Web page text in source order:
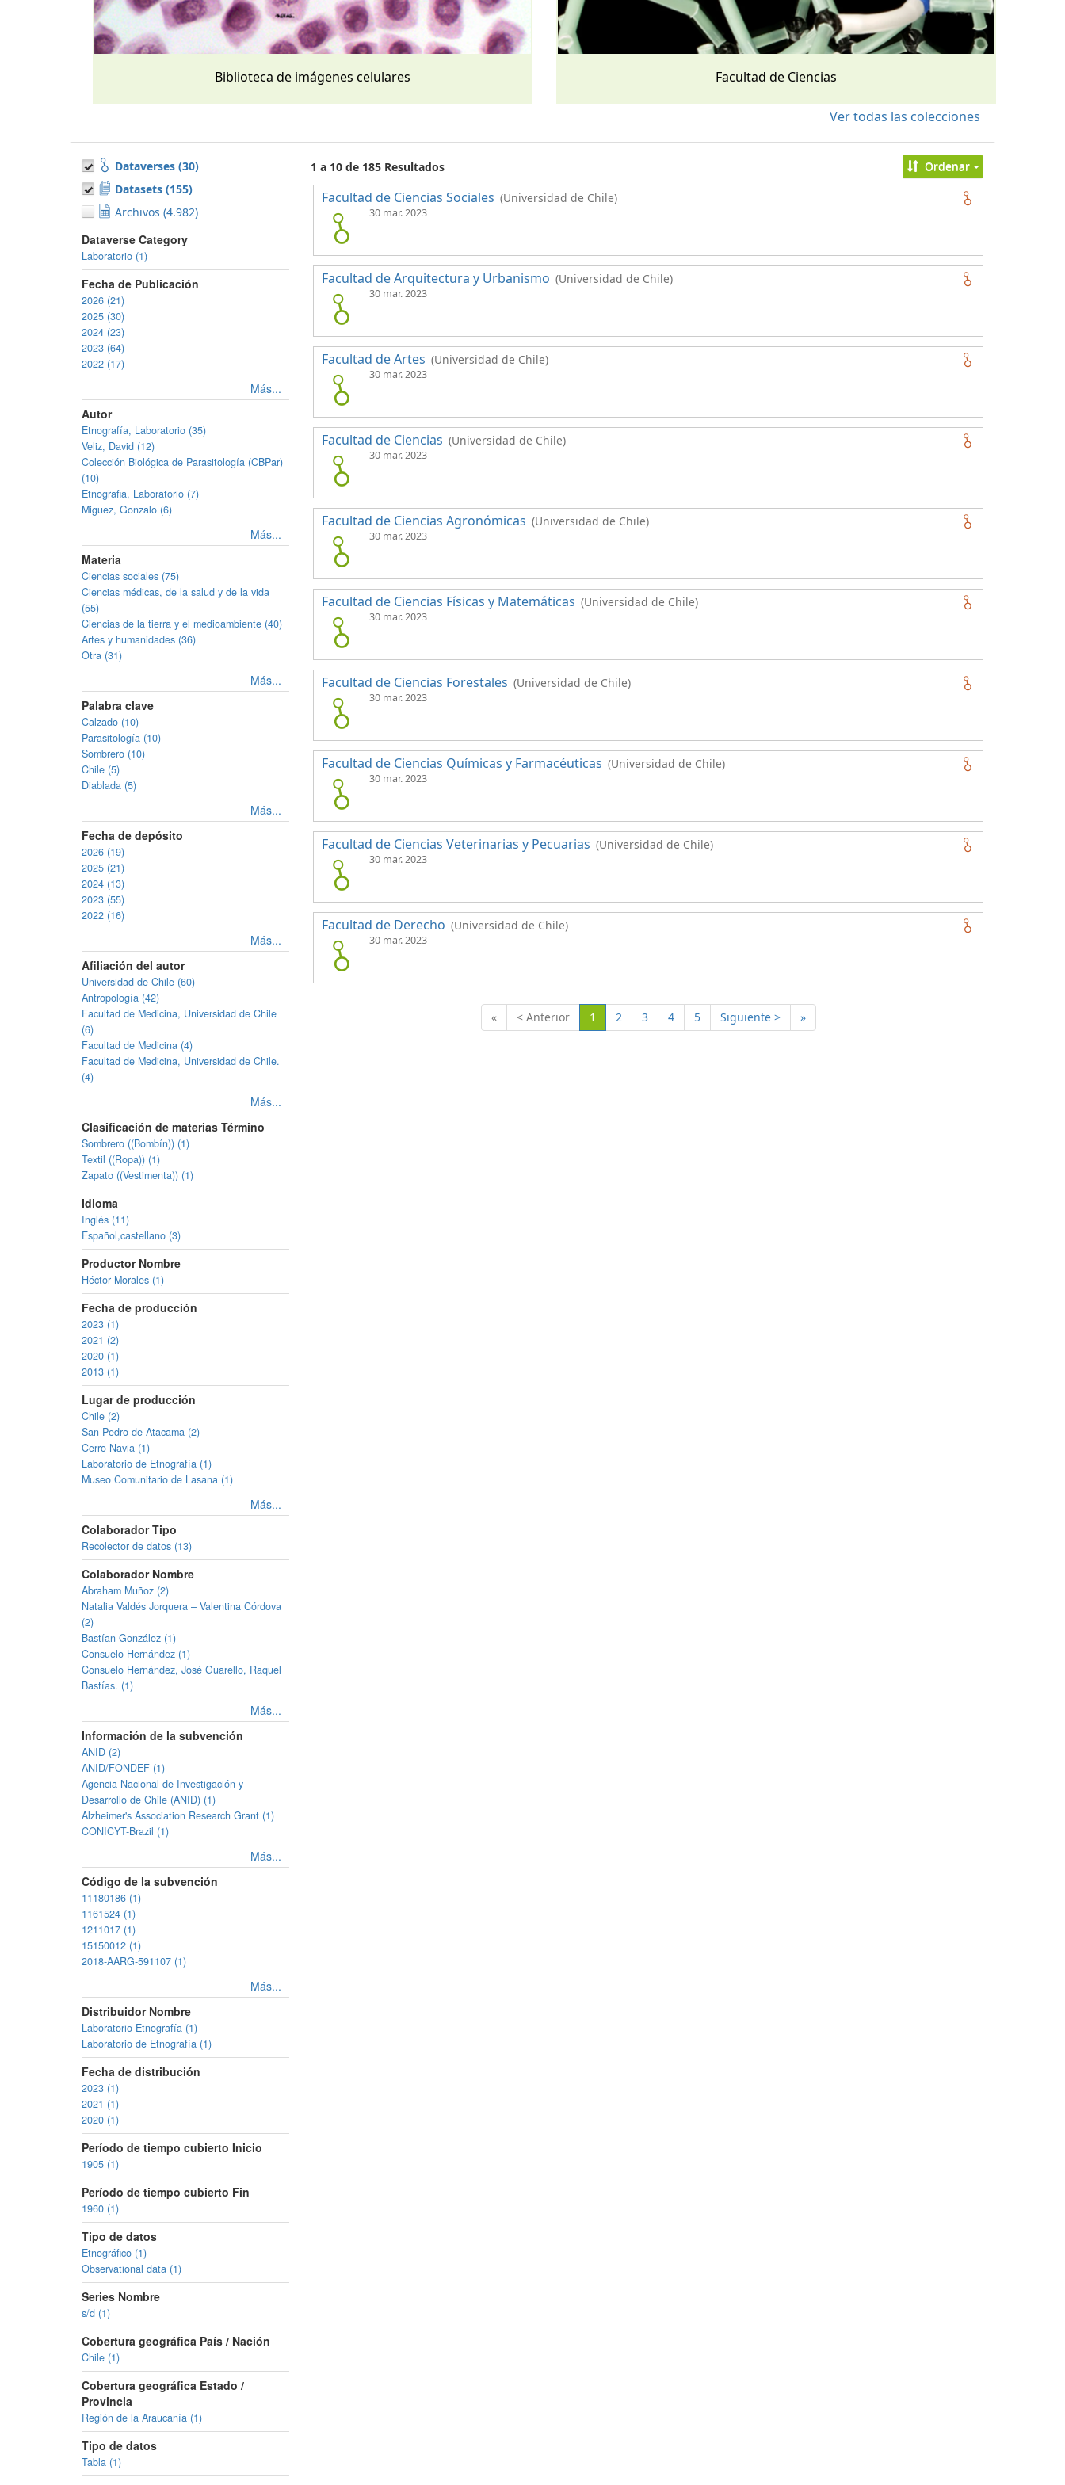
Biblioteca de imágenes celulares Facultad de Ciencias
Ver todas las colecciones
Dataverses (30)
Datasets (155)
Archivos (4.982)
Dataverse Category
Laboratorio (1)
Fecha de Publicación
2026 (21)
2025 (30)
2024 (23)
2023 (64)
2022 (17)
Más...
Autor
Etnografía, Laboratorio (35)
Veliz, David (12)
Colección Biológica de Parasitología (CBPar)
(10)
Etnografia, Laboratorio (7)
Miguez, Gonzalo (6)
Más...
Materia
Ciencias sociales (75)
Ciencias médicas, de la salud y de la vida
(55)
Ciencias de la tierra y el medioambiente (40)
Artes y humanidades (36)
Otra (31)
Más...
Palabra clave
Calzado (10)
Parasitología (10)
Sombrero (10)
Chile (5)
Diablada (5)
Más...
Fecha de depósito
2026 (19)
2025 (21)
2024 (13)
2023 (55)
2022 (16)
Más...
Afiliación del autor
Universidad de Chile (60)
Antropología (42)
Facultad de Medicina, Universidad de Chile
(6)
Facultad de Medicina (4)
Facultad de Medicina, Universidad de Chile.
(4)
Más...
Clasificación de materias Término
Sombrero ((Bombín)) (1)
Textil ((Ropa)) (1)
Zapato ((Vestimenta)) (1)
Idioma
Inglés (11)
Español,castellano (3)
Productor Nombre
Héctor Morales (1)
Fecha de producción
2023 (1)
2021 (2)
2020 (1)
2013 (1)
Lugar de producción
Chile (2)
San Pedro de Atacama (2)
Cerro Navia (1)
Laboratorio de Etnografía (1)
Museo Comunitario de Lasana (1)
Más...
Colaborador Tipo
Recolector de datos (13)
Colaborador Nombre
Abraham Muñoz (2)
Natalia Valdés Jorquera – Valentina Córdova
(2)
Bastían González (1)
Consuelo Hernández (1)
Consuelo Hernández, José Guarello, Raquel
Bastías. (1)
Más...
Información de la subvención
ANID (2)
ANID/FONDEF (1)
Agencia Nacional de Investigación y
Desarrollo de Chile (ANID) (1)
Alzheimer's Association Research Grant (1)
CONICYT-Brazil (1)
Más...
Código de la subvención
11180186 (1)
1161524 (1)
1211017 (1)
15150012 (1)
2018-AARG-591107 (1)
Más...
Distribuidor Nombre
Laboratorio Etnografía (1)
Laboratorio de Etnografía (1)
Fecha de distribución
2023 (1)
2021 (1)
2020 (1)
Período de tiempo cubierto Inicio
1905 (1)
Período de tiempo cubierto Fin
1960 (1)
Tipo de datos
Etnográfico (1)
Observational data (1)
Series Nombre
s/d (1)
Cobertura geográfica País / Nación
Chile (1)
Cobertura geográfica Estado /
Provincia
Región de la Araucanía (1)
Tipo de datos
Tabla (1)
1 a 10 de 185 Resultados Ordenar
Facultad de Ciencias Sociales (Universidad de Chile)
30 mar. 2023
Facultad de Arquitectura y Urbanismo (Universidad de Chile)
30 mar. 2023
Facultad de Artes (Universidad de Chile)
30 mar. 2023
Facultad de Ciencias (Universidad de Chile)
30 mar. 2023
Facultad de Ciencias Agronómicas (Universidad de Chile)
30 mar. 2023
Facultad de Ciencias Físicas y Matemáticas (Universidad de Chile)
30 mar. 2023
Facultad de Ciencias Forestales (Universidad de Chile)
30 mar. 2023
Facultad de Ciencias Químicas y Farmacéuticas (Universidad de Chile)
30 mar. 2023
Facultad de Ciencias Veterinarias y Pecuarias (Universidad de Chile)
30 mar. 2023
Facultad de Derecho (Universidad de Chile)
30 mar. 2023
« < Anterior 1 (Actual)
2 3 4 5 Siguiente > »